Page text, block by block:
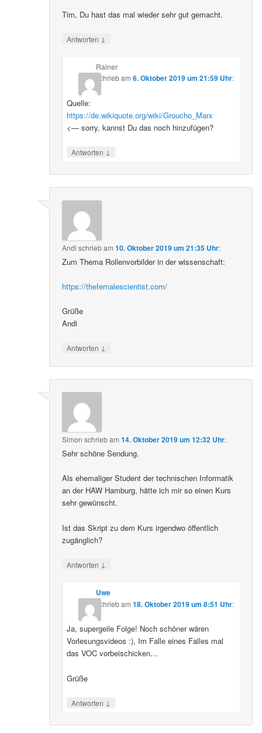
Tim, Du hast das mal wieder sehr gut gemacht.
Antworten ↓
Rainer
schriebam 6. Oktober 2019 um 21:59 Uhr:
Quelle:
https://de.wikiquote.org/wiki/Groucho_Marx
<— sorry, kannst Du das noch hinzufügen?
Antworten ↓
Andi schriebam10. Oktober 2019 um 21:35 Uhr:
Zum Thema Rollenvorbilder in der wissenschaft:
https://thefemalescientist.com/
Grüße
Andi
Antworten ↓
Simon schriebam14. Oktober 2019 um 12:32 Uhr:
Sehr schöne Sendung.
Als ehemaliger Student der technischen Informatik
an der HAW Hamburg, hätte ich mir so einen Kurs
sehr gewünscht.
Ist das Skript zu dem Kurs irgendwo öffentlich
zugänglich?
Antworten ↓
Uwe
schriebam 18. Oktober 2019 um 8:51 Uhr:
Ja, supergeile Folge! Noch schöner wären
Vorlesungsvideos :), Im Falle eines Falles mal
das VOC vorbeischicken…
Grüße
Antworten ↓